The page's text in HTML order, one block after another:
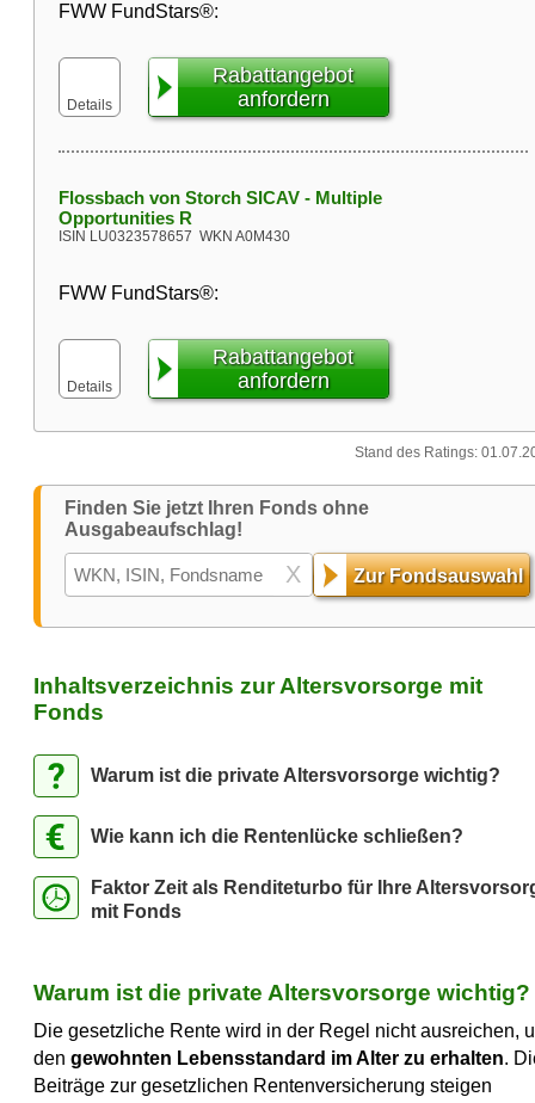
FWW FundStars®:
Details
Rabattangebot
anfordern
Flossbach von Storch SICAV - Multiple
Opportunities R
ISIN LU0323578657 WKN A0M430
FWW FundStars®:
Details
Rabattangebot
anfordern
Stand des Ratings:
Finden Sie jetzt Ihren Fonds ohne
Ausgabeaufschlag!
X Zur Fondsauswahl
Inhaltsverzeichnis zur Altersvorsorge mit
Fonds
Warum ist die private Altersvorsorge wichtig?
Wie kann ich die Rentenlücke schließen?
Faktor Zeit als Renditeturbo für Ihre
mit Fonds
Warum ist die private Altersvorsorge wichtig?
Die gesetzliche Rente wird in der Regel nicht ausreichen,
den gewohnten Lebensstandard im Alter zu erhalten.
Beiträge zur gesetzlichen Rentenversicherung steigen